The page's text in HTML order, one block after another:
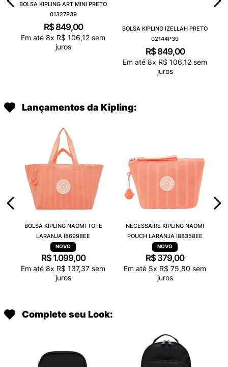
BOLSA KIPLING ART MINI PRETO
01327P39
R$ 849,00
Em até 8x R$ 106,12 sem
juros
BOLSA KIPLING IZELLAH PRETO
02144P39
R$ 849,00
Em até 8x R$ 106,12 sem
juros
Lançamentos da Kipling:
BOLSA KIPLING NAOMI TOTE
LARANJA I86998EE
R$ 1.099,00
Em até 8x R$ 137,37 sem
juros
NECESSAIRE KIPLING NAOMI
POUCH LARANJA I88358EE
R$ 379,00
Em até 5x R$ 75,80 sem
juros
Complete seu Look: